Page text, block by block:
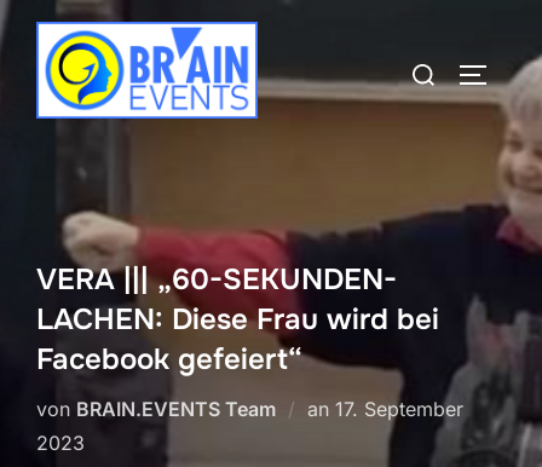
Zum
Inhalt
springen
Suchen
nach:
VERA ||| „60-SEKUNDEN-
LACHEN: Diese Frau wird bei
Facebook gefeiert“
von BRAIN.EVENTS Team an Veröffentlicht
17. September
2023